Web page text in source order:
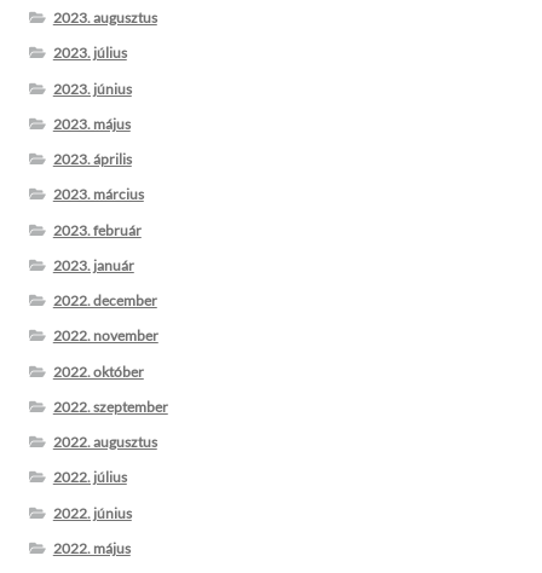
2023. augusztus
2023. július
2023. június
2023. május
2023. április
2023. március
2023. február
2023. január
2022. december
2022. november
2022. október
2022. szeptember
2022. augusztus
2022. július
2022. június
2022. május